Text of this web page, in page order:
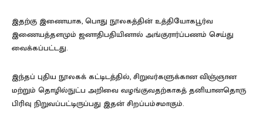
இதற்கு இணையாக, பொது நூலகத்தின் உத்தியோகபூர்வ
இணையத்தளமும் ஜனாதிபதியினால் அங்குரார்ப்பணம் செய்து
வைக்கப்பட்டது.
இந்தப் புதிய நூலகக் கட்டிடத்தில், சிறுவர்களுக்கான விஞ்ஞான
மற்றும் தொழில்நுட்ப அறிவை வழங்குவதற்காகத் தனியானதொரு
பிரிவு நிறுவப்பட்டிருப்பது இதன் சிறப்பம்சமாகும்.